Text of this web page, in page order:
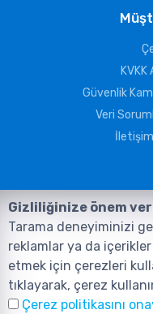
Güvenlik
Veri
©2026, Tüm Hakları ANIL
SİSTEMLERİ SAN. TİC. LTD.
Gizliliğinize önem
Tarama deneyiminizi
reklamlar ya da
etmek için çerezleri
tıklayarak, çerez
Çerez politikasını